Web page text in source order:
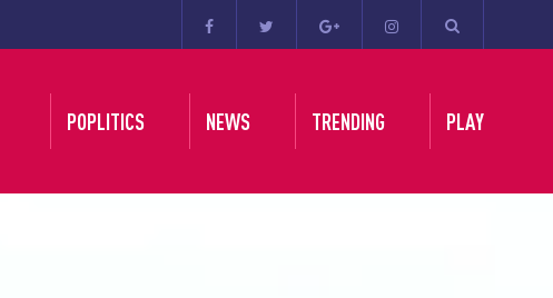
POPLITICS NEWS TRENDING PLAY